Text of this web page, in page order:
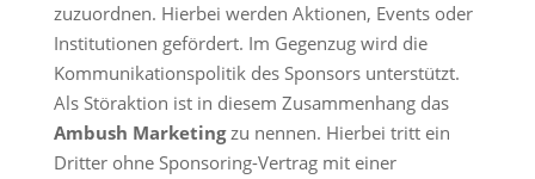
zuzuordnen. Hierbei werden Aktionen, Events oder
Institutionen gefördert. Im Gegenzug wird die
Kommunikationspolitik des Sponsors unterstützt.
Als Störaktion ist in diesem Zusammenhang das
Ambush Marketingzu nennen. Hierbei tritt ein
Dritter ohne Sponsoring-Vertrag mit einer